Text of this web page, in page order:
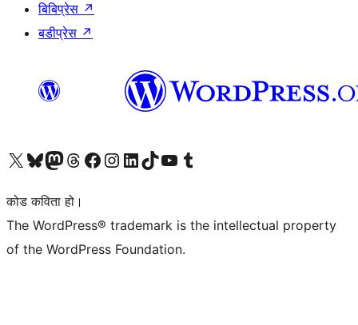
बिबिप्रेस ↗
बडीप्रेस ↗
हाम्रो X (पहिले ट्विटर) खातामा जानुहोस्
हाम्रो Bluesky खाता भ्रमण गर्नुहोस्
हाम्रो म्यास्टोडन खाता भ्रमण गर्नुहोस्
हाम्रो थ्रेड्स खातामा जानुहोस्
हाम्रो फेसबुक पेजमा जानुहोस्
हाम्रो इन्स्टाग्राम खातामा जानुहोस्
हाम्रो लिङ्क्डइन खातामा जानुहोस्
हाम्रो TikTok खाता भ्रमण गर्नुहोस्
हाम्रो युट्युब च्यानलमा जानुहोस्
हाम्रो टम्बलर खाता भ्रमण गर्नुहोस्
कोड कविता हो।
The WordPress® trademark is the intellectual property
of the WordPress Foundation.